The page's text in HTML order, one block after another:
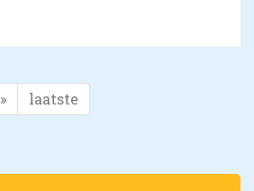
» laatste